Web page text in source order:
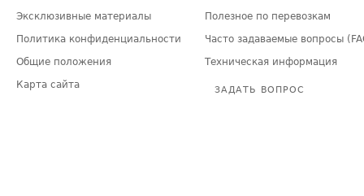
Эксклюзивные материалы
Политика конфиденциальности
Общие положения
Карта сайта
Полезное по перевозкам
Часто задаваемые вопросы
Техническая информация
ЗАДАТЬ ВОПРОС